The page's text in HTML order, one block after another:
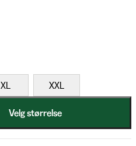
XL XXL
Velg størrelse